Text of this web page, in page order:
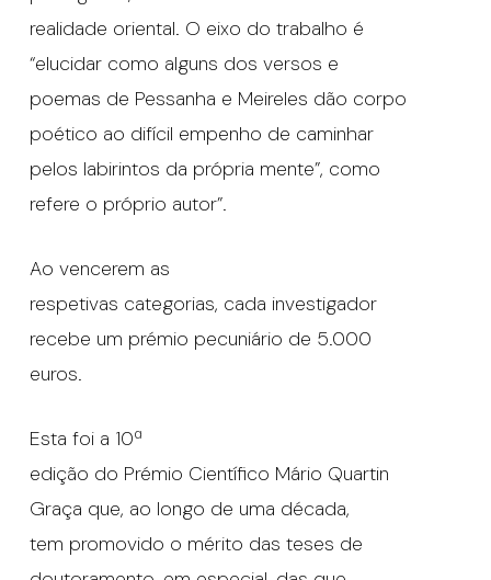
realidade oriental. O eixo do trabalho é
“elucidar como alguns dos versos e
poemas de Pessanha e Meireles dão corpo
poético ao difícil empenho de caminhar
pelos labirintos da própria mente”, como
refere o próprio autor”.
Ao vencerem as
respetivas categorias, cada investigador
recebe um prémio pecuniário de 5.000
euros.
Esta foi a 10ª
edição do Prémio Científico Mário Quartin
Graça que, ao longo de uma década,
tem promovido o mérito das teses de